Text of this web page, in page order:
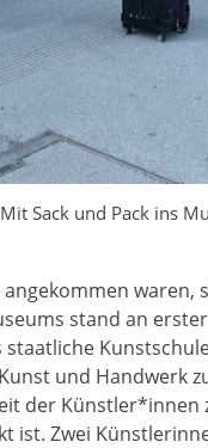
Mit Sack und Pack ins
waren,
stand an
staatliche
und Handwerk
der
ist. Zwei